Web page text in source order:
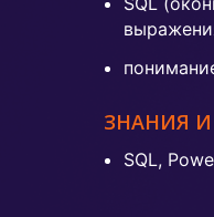
ЗНАНИЯ
SQL,